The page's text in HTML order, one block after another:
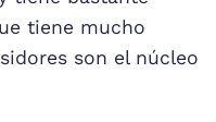
tiene mucho
son el núcleo